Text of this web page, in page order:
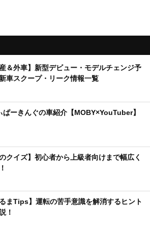
産＆外車】新型デビュー・モデルチェンジ予
車スクープ・リーク情報一覧
ぱーきんぐの車紹介【MOBY×YouTuber】
のクイズ】初心者から上級者向けまで幅広く
るまTips】運転の苦手意識を解消するヒント
！